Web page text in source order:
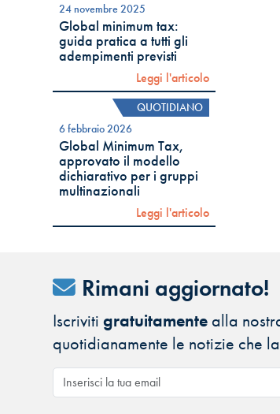
24 novembre 2025
Global minimum tax:
guida pratica a tutti gli
adempimenti previsti
Leggi l'articolo
QUOTIDIANO
6 febbraio 2026
Global Minimum Tax,
approvato il modello
dichiarativo per i gruppi
multinazionali
Leggi l'articolo
Rimani aggiornato!
Iscrivitigratuitamente alla
quotidianamente le notizie che